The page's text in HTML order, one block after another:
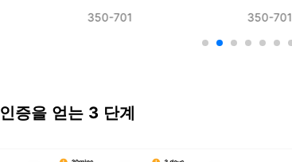
350-701 350-701
인증을 얻는 3 단계